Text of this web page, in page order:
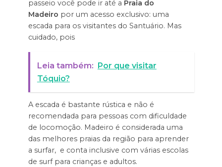
passeio você pode ir até a Praia do
Madeiro por um acesso exclusivo: uma
escada para os visitantes do Santuário. Mas
cuidado, pois
Leia também: Por que visitar
Tóquio?
A escada é bastante rústica e não é
recomendada para pessoas com dificuldade
de locomoção. Madeiro é considerada uma
das melhores praias da região para aprender
a surfar, e conta inclusive com várias escolas
de surf para crianças e adultos.